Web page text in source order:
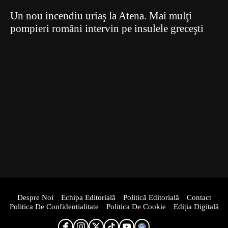
Un nou incendiu uriaş la Atena. Mai mulţi
pompieri români intervin pe insulele greceşti
Despre Noi Echipa Editorială Politică Editorială
Contact
Politica De Confidentialitate
Politica De Cookie Ediția Digitală